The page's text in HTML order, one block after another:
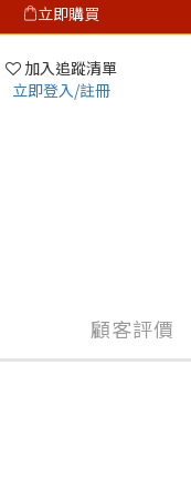
立即購買
加入追蹤清單
立即登入/註冊
顧客評價